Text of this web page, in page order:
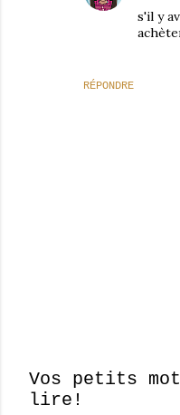
RÉPONDRE
s'il y
E
Vos petits
lire!